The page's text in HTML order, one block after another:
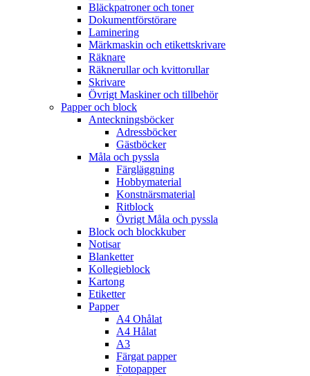
Bläckpatroner och toner
Dokumentförstörare
Laminering
Märkmaskin och etikettskrivare
Räknare
Räknerullar och kvittorullar
Skrivare
Övrigt Maskiner och tillbehör
Papper och block
Anteckningsböcker
Adressböcker
Gästböcker
Måla och pyssla
Färgläggning
Hobbymaterial
Konstnärsmaterial
Ritblock
Övrigt Måla och pyssla
Block och blockkuber
Notisar
Blanketter
Kollegieblock
Kartong
Etiketter
Papper
A4 Ohålat
A4 Hålat
A3
Färgat papper
Fotopapper